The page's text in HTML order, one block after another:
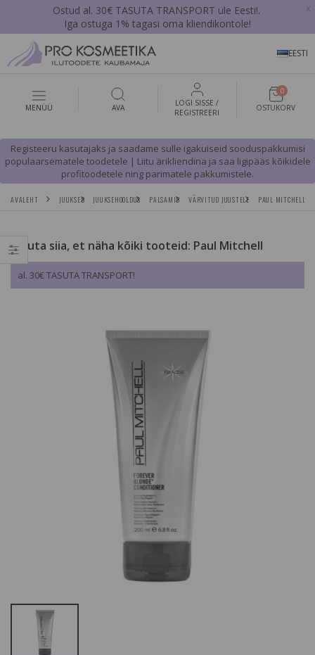
Ostud al. 30€ TASUTA TRANSPORT üle Eesti!.
Iga ostuga 1% tagasi oma kliendikontole!
x
EESTI
MENÜÜ AVA
LOGI SISSE /
REGISTREERI
0
OSTUKORV
Registeeru kasutajaks ja saadame sulle igakuiseid sooduspakkumisi
populaarsematele toodetele | Liitu ärikliendina ja saa ligipääs kõikidele
profitoodetele ning parimatele pakkumistele.
AVALEHT JUUKSED JUUKSEHOOLDUS PALSAMID VÄRVITUD JUUSTELE PAUL MITCHELL
Vajuta siia, et näha kõiki tooteid: Paul Mitchell
al. 30€ TASUTA TRANSPORT!
Forever Blonde
Juukseid Siluv